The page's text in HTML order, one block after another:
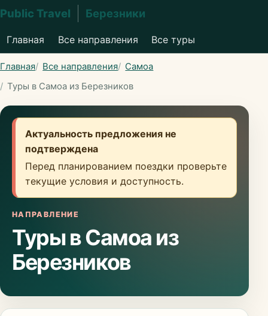
Public Travel Березники
Главная Все направления Все туры
Главная Все направления
Самоа
Туры в Самоа из Березников
Актуальность предложения не
подтверждена
Перед планированием поездки проверьте
текущие условия и доступность.
НАПРАВЛЕНИЕ
Туры в Самоа из
Березников